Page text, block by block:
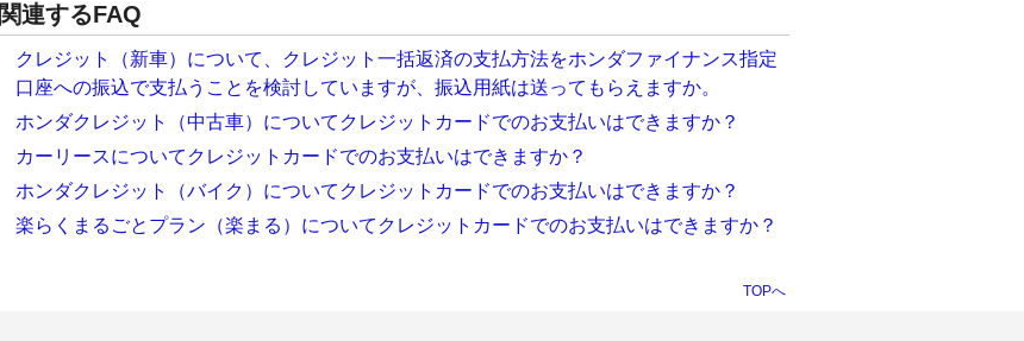
関連するFAQ
クレジット（新車）について、クレジット一括返済の支払方法をホンダファイナンス指定
口座への振込で支払うことを検討していますが、振込用紙は送ってもらえますか。
ホンダクレジット（中古車）についてクレジットカードでのお支払いはできますか？
カーリースについてクレジットカードでのお支払いはできますか？
ホンダクレジット（バイク）についてクレジットカードでのお支払いはできますか？
楽らくまるごとプラン（楽まる）についてクレジットカードでのお支払いはできますか？
TOPへ